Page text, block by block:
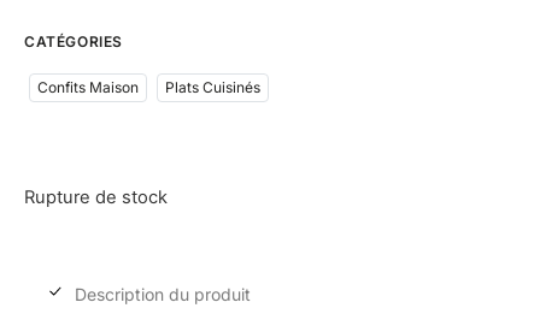
CATÉGORIES
Confits Maison Plats Cuisinés
Rupture de stock
Description du produit